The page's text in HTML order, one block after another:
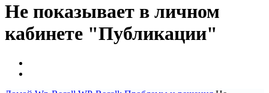
Не показывает в личном
кабинете "Публикации"